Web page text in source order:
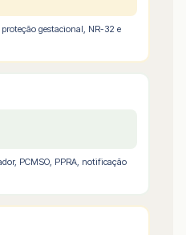
gestacional, NR-32 e
PCMSO, PPRA, notificação